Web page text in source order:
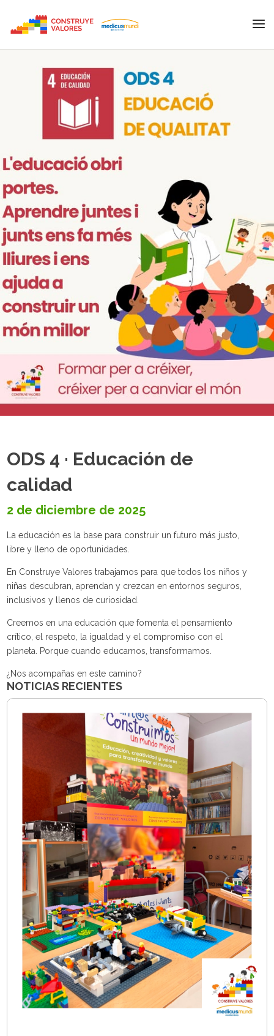
ODS 4 · Educación de
calidad
2 de diciembre de 2025
La educación es la base para construir un futuro más justo,
libre y lleno de oportunidades.
En Construye Valores trabajamos para que todos los niños y
niñas descubran, aprendan y crezcan en entornos seguros,
inclusivos y llenos de curiosidad.
Creemos en una educación que fomenta el pensamiento
crítico, el respeto, la igualdad y el compromiso con el
planeta. Porque cuando educamos, transformamos.
¿Nos acompañas en este camino?
NOTICIAS RECIENTES